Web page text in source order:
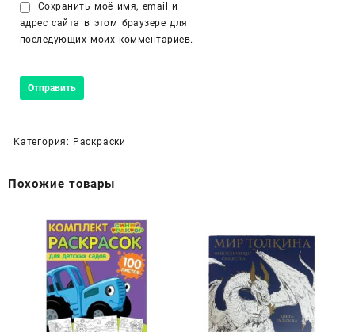
Сохранить моё имя, email и
адрес сайта в этом браузере для
последующих моих комментариев.
Категория: Раскраски
Похожие товары